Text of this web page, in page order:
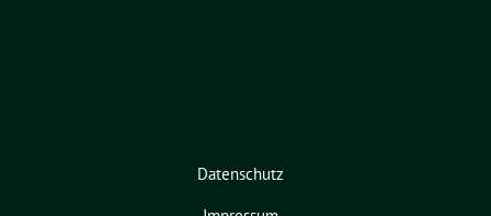
Datenschutz